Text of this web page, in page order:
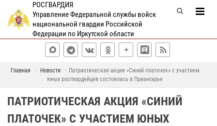
РОСГВАРДИЯ
Управление Федеральной службы войск
национальной гвардии Российской
Федерации по Иркутской области
Главная Новости
Патриотическая акция «Синий платочек» с участием
юных росгвардейцев состоялась в Приангарье
ПАТРИОТИЧЕСКАЯ АКЦИЯ «СИНИЙ
ПЛАТОЧЕК» С УЧАСТИЕМ ЮНЫХ